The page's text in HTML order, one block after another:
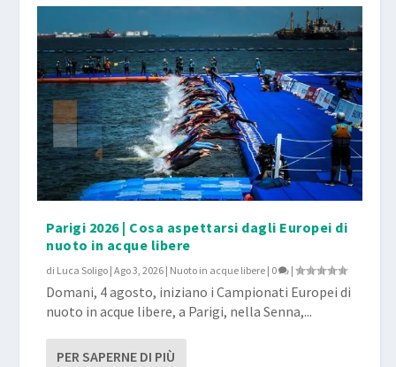
Parigi 2026 | Cosa aspettarsi dagli Europei di
nuoto in acque libere
di Luca Soligo |Ago 3, 2026 | Nuoto in acque libere | 0 |
Domani, 4 agosto, iniziano i Campionati Europei di
nuoto in acque libere, a Parigi, nella Senna,...
PER SAPERNE DI PIÙ